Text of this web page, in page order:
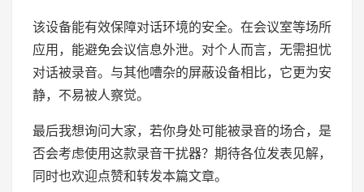
该设备能有效保障对话环境的安全。在会议室等场所
应用，能避免会议信息外泄。对个人而言，无需担忧
对话被录音。与其他嘈杂的屏蔽设备相比，它更为安
静，不易被人察觉。
最后我想询问大家，若你身处可能被录音的场合，是
否会考虑使用这款录音干扰器？期待各位发表见解，
同时也欢迎点赞和转发本篇文章。